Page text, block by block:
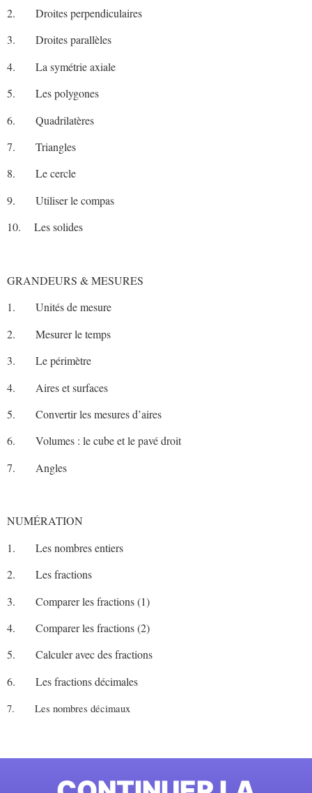
2. Droites perpendiculaires
3. Droites parallèles
4. La symétrie axiale
5. Les polygones
6. Quadrilatères
7. Triangles
8. Le cercle
9. Utiliser le compas
10. Les solides
GRANDEURS & MESURES
1. Unités de mesure
2. Mesurer le temps
3. Le périmètre
4. Aires et surfaces
5. Convertir les mesures d’aires
6. Volumes : le cube et le pavé droit
7. Angles
NUMÉRATION
1. Les nombres entiers
2. Les fractions
3. Comparer les fractions (1)
4. Comparer les fractions (2)
5. Calculer avec des fractions
6. Les fractions décimales
7. Les nombres décimaux